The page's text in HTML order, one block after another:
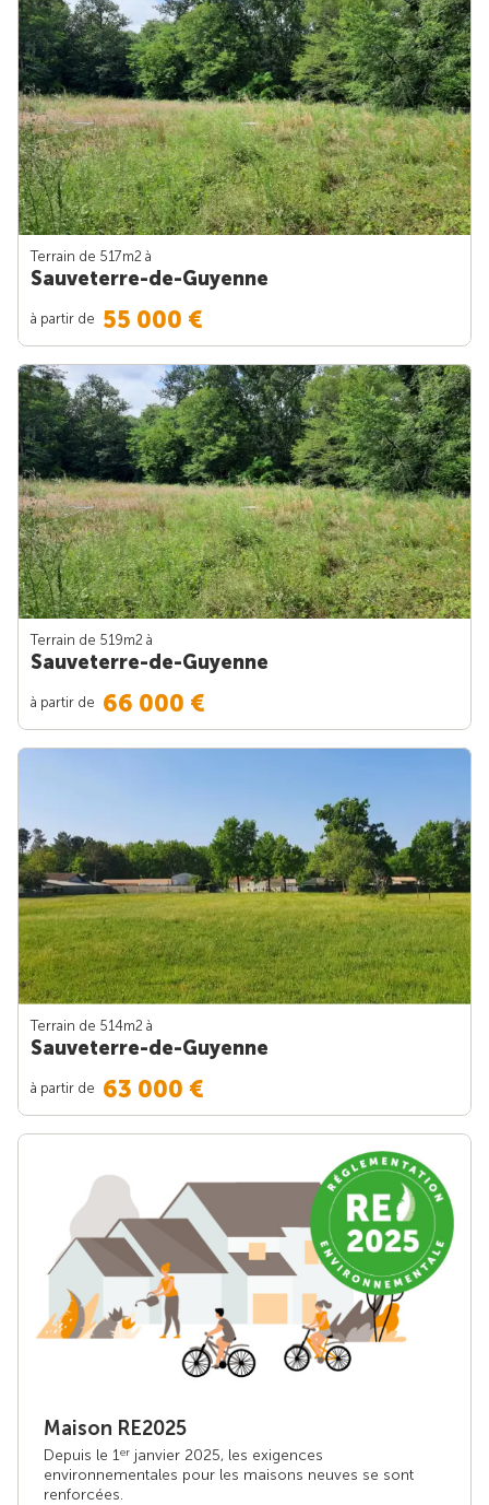
Terrain de 517m2 à
Sauveterre-de-Guyenne
à partir de 55 000 €
Terrain de 519m2 à
Sauveterre-de-Guyenne
à partir de 66 000 €
Terrain de 514m2 à
Sauveterre-de-Guyenne
à partir de 63 000 €
Maison RE2025
Depuis le 1er janvier 2025, les exigences
environnementales pour les maisons neuves se sont
renforcées.